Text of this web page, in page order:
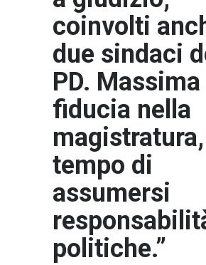
coinvolti
due sindaci
PD. Massima
fiducia nella
tempo di
assumersi
politiche.”